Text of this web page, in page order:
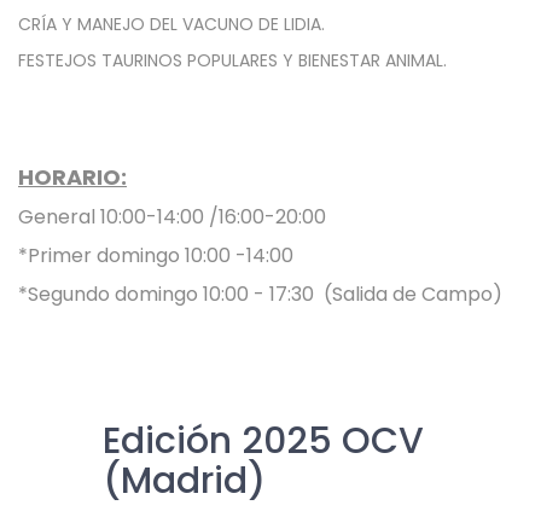
CRÍA Y MANEJO DEL VACUNO DE LIDIA.
FESTEJOS TAURINOS POPULARES Y BIENESTAR ANIMAL.
HORARIO:
General 10:00-14:00 /16:00-20:00
*Primer domingo 10:00 -14:00
*Segundo domingo 10:00 - 17:30 (Salida de Campo)
Edición 2025 OCV
(Madrid)